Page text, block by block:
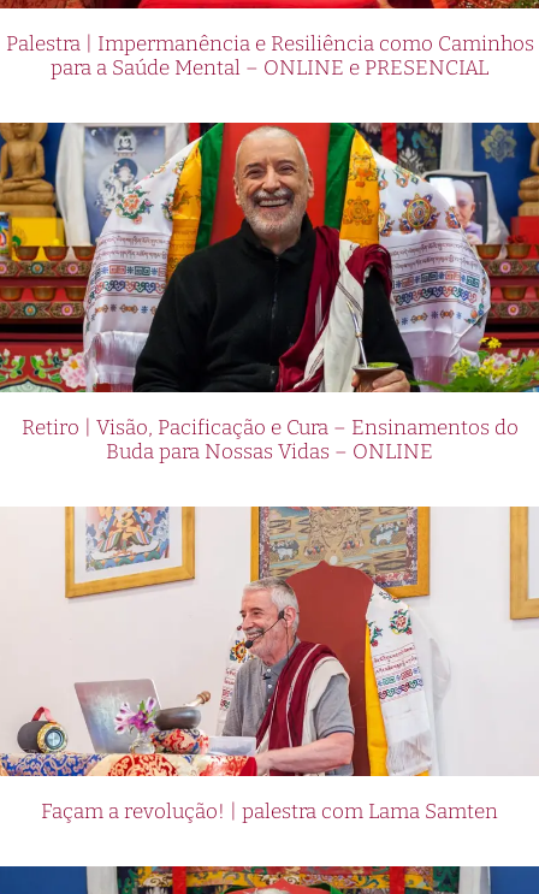
Palestra | Impermanência e Resiliência como Caminhos
para a Saúde Mental – ONLINE e PRESENCIAL
Retiro | Visão, Pacificação e Cura – Ensinamentos do
Buda para Nossas Vidas – ONLINE
Façam a revolução! | palestra com Lama Samten